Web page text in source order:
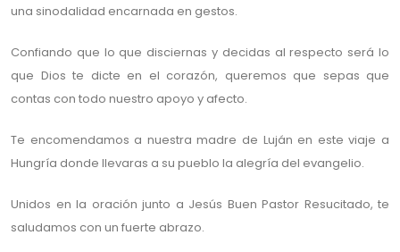
una sinodalidad encarnada en gestos.
Confiando que lo que disciernas y decidas al respecto será lo
que Dios te dicte en el corazón, queremos que sepas que
contas con todo nuestro apoyo y afecto.
Te encomendamos a nuestra madre de Luján en este viaje a
Hungría donde llevaras a su pueblo la alegría del evangelio.
Unidos en la oración junto a Jesús Buen Pastor Resucitado, te
saludamos con un fuerte abrazo.